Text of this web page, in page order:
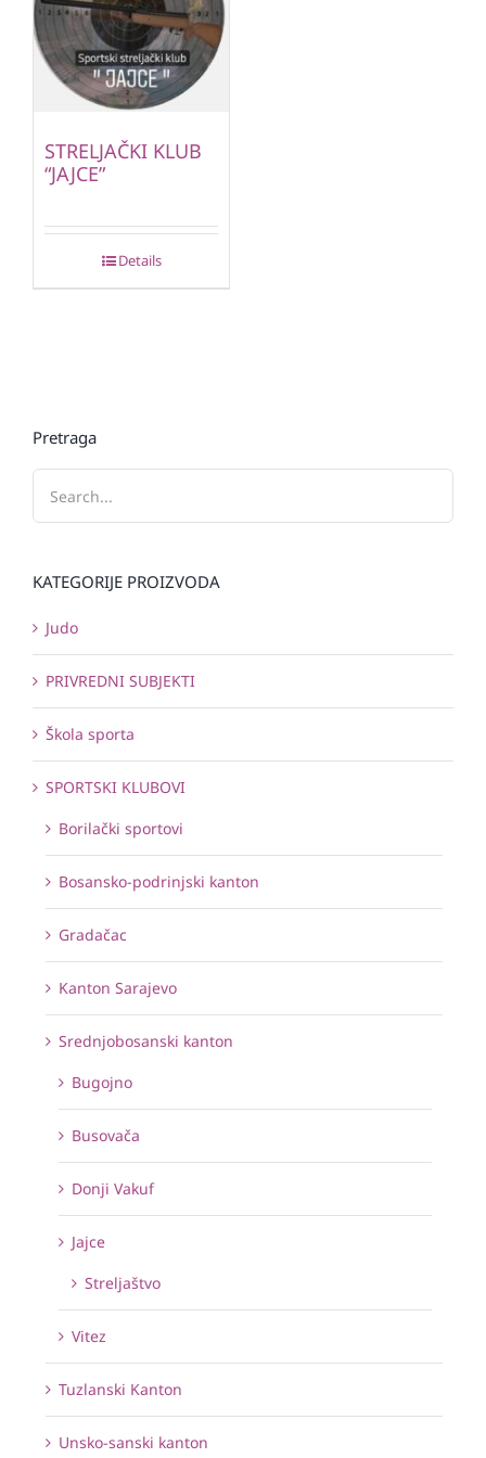
STRELJAČKI KLUB
“JAJCE”
Details
Pretraga
KATEGORIJE PROIZVODA
Judo
PRIVREDNI SUBJEKTI
Škola sporta
SPORTSKI KLUBOVI
Borilački sportovi
Bosansko-podrinjski kanton
Gradačac
Kanton Sarajevo
Srednjobosanski kanton
Bugojno
Busovača
Donji Vakuf
Jajce
Streljaštvo
Vitez
Tuzlanski Kanton
Unsko-sanski kanton